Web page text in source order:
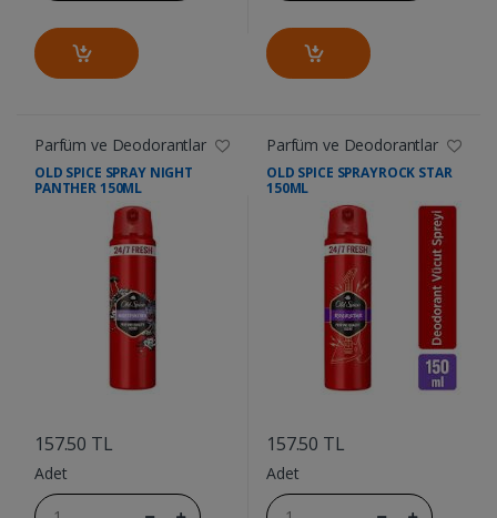
Parfüm ve Deodorantlar
OLD SPICE SPRAY NIGHT
PANTHER 150ML
157.50 TL
Adet
Parfüm ve Deodorantlar
OLD SPICE SPRAYROCK STAR
150ML
157.50 TL
Adet